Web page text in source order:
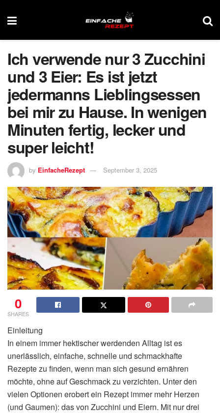
Ich verwende nur 3 Zucchini
und 3 Eier: Es ist jetzt
jedermanns Lieblingsessen
bei mir zu Hause. In wenigen
Minuten fertig, lecker und
super leicht!
by EinfacheRezept September 3, 2025
0
SHARES
Einleitung
In einem immer hektischer werdenden Alltag ist es
unerlässlich, einfache, schnelle und schmackhafte
Rezepte zu finden, wenn man sich gesund ernähren
möchte, ohne auf Geschmack zu verzichten. Unter den
vielen Optionen erobert ein Rezept immer mehr Herzen
(und Gaumen): das von Zucchini und Eiern. Mit nur drei